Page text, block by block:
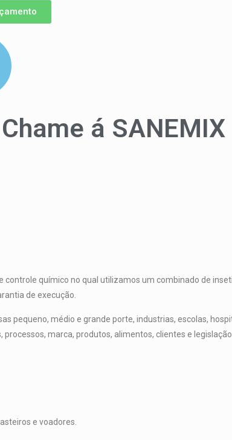
Chame á SANEMIX
químico no qual utilizamos um combinado de
de execução.
pequeno, médio e grande porte, industrias, escolas,
marca, produtos, alimentos, clientes e
e voadores.